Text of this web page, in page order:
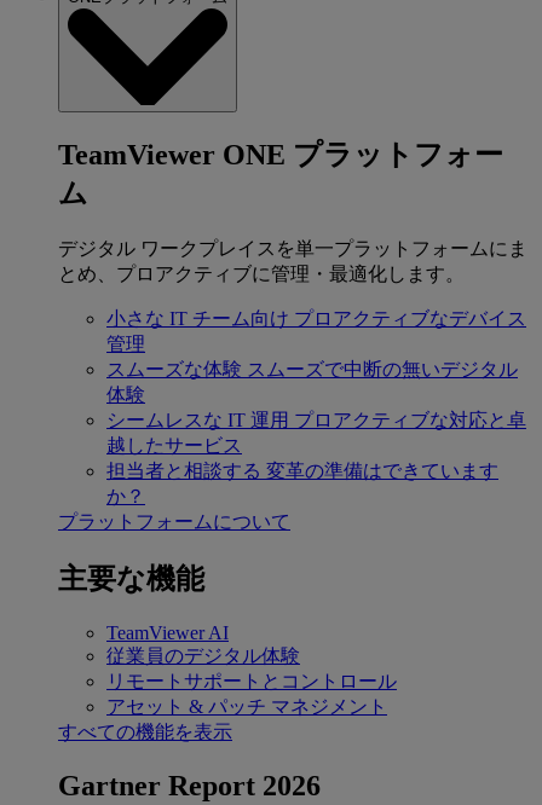
TeamViewer ONE プラットフォー
ム
デジタル ワークプレイスを単一プラットフォームにま
とめ、プロアクティブに管理・最適化します。
小さな IT チーム向け プロアクティブなデバイス
管理
スムーズな体験 スムーズで中断の無いデジタル
体験
シームレスな IT 運用 プロアクティブな対応と卓
越したサービス
担当者と相談する 変革の準備はできています
か？
プラットフォームについて
主要な機能
TeamViewer AI
従業員のデジタル体験
リモートサポートとコントロール
アセット & パッチ マネジメント
すべての機能を表示
Gartner Report 2026